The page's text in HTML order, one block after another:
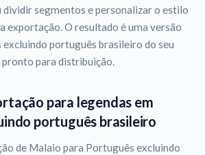
dividir segmentos e personalizar o estilo
exportação. O resultado é uma versão
português brasileiro do seu
para distribuição.
para legendas em
português brasileiro
de Malaio para Português excluindo